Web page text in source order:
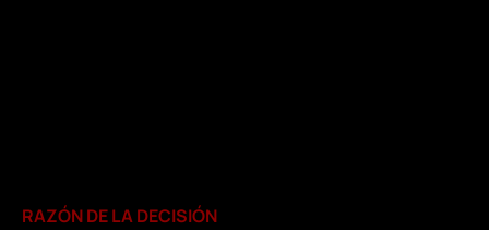
RAZÓN DE LA DECISIÓN